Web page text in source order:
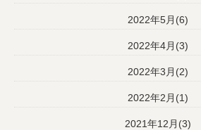
2022年5月(6)
2022年4月(3)
2022年3月(2)
2022年2月(1)
2021年12月(3)